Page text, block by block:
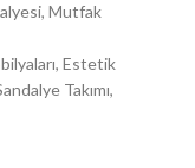
, Mutfak
, Estetik
Takımı,